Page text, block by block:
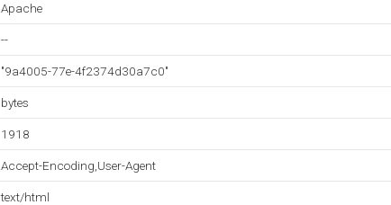
Apache
--
"9a4005-77e-4f2374d30a7c0"
bytes
1918
Accept-Encoding,User-Agent
text/html